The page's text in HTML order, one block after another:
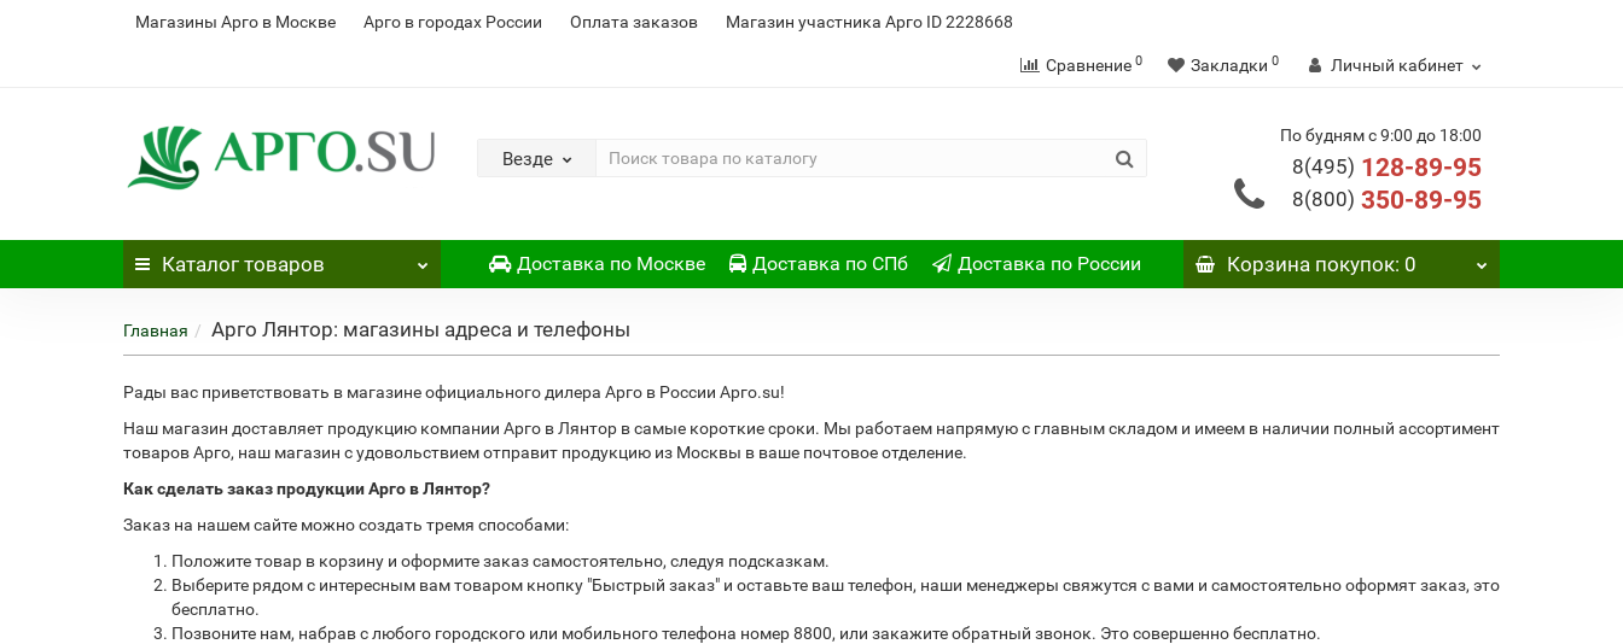
Магазины Арго в Москве Арго в городах России Оплата заказов Магазин участника Арго ID 2228668
Сравнение 0 Закладки 0 Личный кабинет
Везде
По будням с 9:00 до 18:00
8(495) 128-89-95
8(800) 350-89-95
Каталог товаров Доставка по Москве Доставка по СПб Доставка по России Корзинапокупок: 0
Главная Арго Лянтор: магазины адреса и телефоны
Рады вас приветствовать в магазине официального дилера Арго в России Арго.su!
Наш магазин доставляет продукцию компании Арго в Лянтор в самые короткие сроки. Мы работаем напрямую с главным складом и имеем в наличии полный ассортимент
товаров Арго, наш магазин с удовольствием отправит продукцию из Москвы в ваше почтовое отделение.
Как сделать заказ продукции Арго в Лянтор?
Заказ на нашем сайте можно создать тремя способами:
Положите товар в корзину и оформите заказ самостоятельно, следуя подсказкам.
Выберите рядом с интересным вам товаром кнопку "Быстрый заказ" и оставьте ваш телефон, наши менеджеры свяжутся с вами и самостоятельно оформят заказ, это
бесплатно.
Позвоните нам, набрав с любого городского или мобильного телефона номер 8800, или закажите обратный звонок. Это совершенно бесплатно.